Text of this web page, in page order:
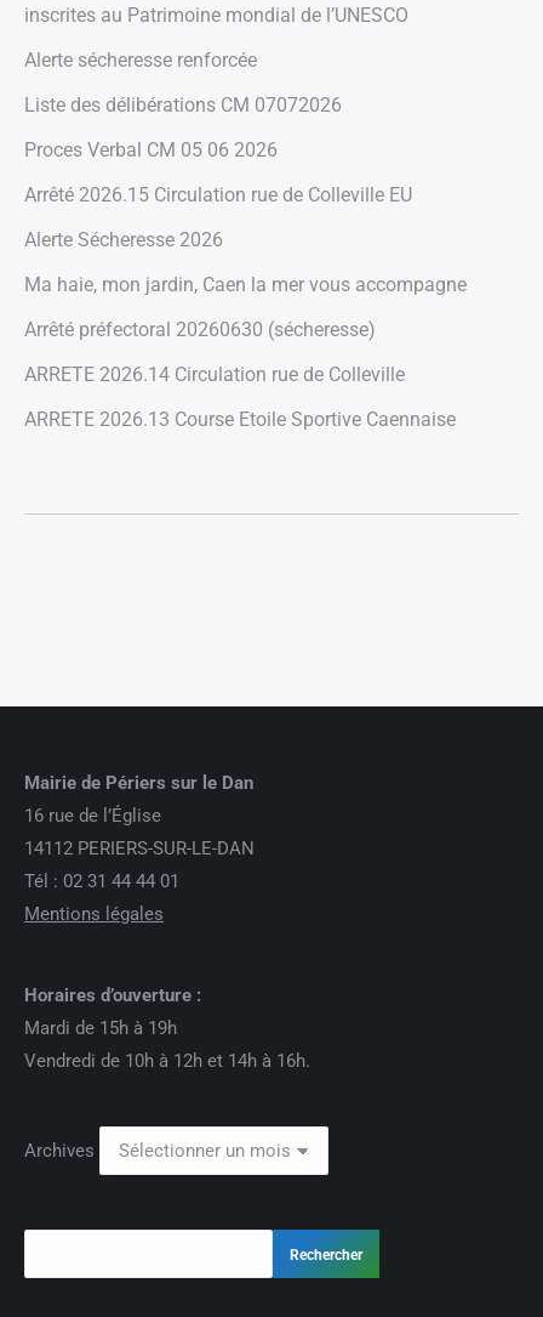
inscrites au Patrimoine mondial de l’UNESCO
Alerte sécheresse renforcée
Liste des délibérations CM 07072026
Proces Verbal CM 05 06 2026
Arrêté 2026.15 Circulation rue de Colleville EU
Alerte Sécheresse 2026
Ma haie, mon jardin, Caen la mer vous accompagne
Arrêté préfectoral 20260630 (sécheresse)
ARRETE 2026.14 Circulation rue de Colleville
ARRETE 2026.13 Course Etoile Sportive Caennaise
Mairie de Périers sur le Dan
16 rue de l’Église
14112 PERIERS-SUR-LE-DAN
Tél : 02 31 44 44 01
Mentions légales
Horaires d’ouverture :
Mardi de 15h à 19h
Vendredi de 10h à 12h et 14h à 16h.
Archives
Rechercher